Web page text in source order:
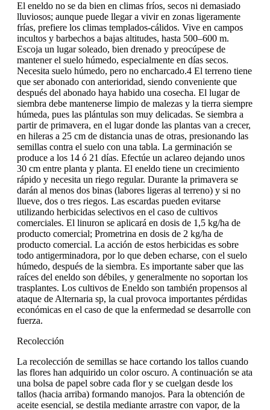
El eneldo no se da bien en climas fríos, secos ni demasiado
lluviosos; aunque puede llegar a vivir en zonas ligeramente
frías, prefiere los climas templados-cálidos. Vive en campos
incultos y barbechos a bajas altitudes, hasta 500–600 m.
Escoja un lugar soleado, bien drenado y preocúpese de
mantener el suelo húmedo, especialmente en días secos.
Necesita suelo húmedo, pero no encharcado.4​ El terreno tiene
que ser abonado con anterioridad, siendo conveniente que
después del abonado haya habido una cosecha. El lugar de
siembra debe mantenerse limpio de malezas y la tierra siempre
húmeda, pues las plántulas son muy delicadas. Se siembra a
partir de primavera, en el lugar donde las plantas van a crecer,
en hileras a 25 cm de distancia unas de otras, presionando las
semillas contra el suelo con una tabla. La germinación se
produce a los 14 ó 21 días. Efectúe un aclareo dejando unos
30 cm entre planta y planta. El eneldo tiene un crecimiento
rápido y necesita un riego regular. Durante la primavera se
darán al menos dos binas (labores ligeras al terreno) y si no
llueve, dos o tres riegos. Las escardas pueden evitarse
utilizando herbicidas selectivos en el caso de cultivos
comerciales. El linuron se aplicará en dosis de 1,5 kg/ha de
producto comercial; Prometrina en dosis de 2 kg/ha de
producto comercial. La acción de estos herbicidas es sobre
todo antigerminadora, por lo que deben echarse, con el suelo
húmedo, después de la siembra. Es importante saber que las
raíces del eneldo son débiles, y generalmente no soportan los
trasplantes. Los cultivos de Eneldo son también propensos al
ataque de Alternaria sp, la cual provoca importantes pérdidas
económicas en el caso de que la enfermedad se desarrolle con
fuerza.
Recolección
La recolección de semillas se hace cortando los tallos cuando
las flores han adquirido un color oscuro. A continuación se ata
una bolsa de papel sobre cada flor y se cuelgan desde los
tallos (hacia arriba) formando manojos. Para la obtención de
aceite esencial, se destila mediante arrastre con vapor, de la